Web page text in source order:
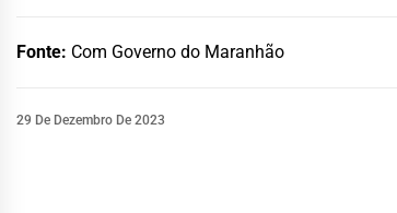
Fonte: Com Governo do Maranhão
29 De Dezembro De 2023